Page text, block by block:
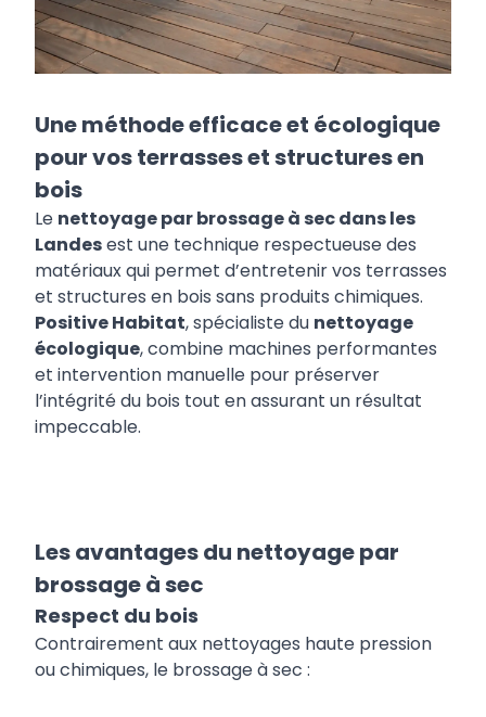
Une méthode efficace et écologique
pour vos terrasses et structures en
bois
Le nettoyage par brossage à sec dans les
Landesest une technique respectueuse des
matériaux qui permet d’entretenir vos terrasses
et structures en bois sans produits chimiques.
Positive Habitat, spécialiste du nettoyage
écologique, combine machines performantes
et intervention manuelle pour préserver
l’intégrité du bois tout en assurant un résultat
impeccable.
Les avantages du nettoyage par
brossage à sec
Respect du bois
Contrairement aux nettoyages haute pression
ou chimiques, le brossage à sec :